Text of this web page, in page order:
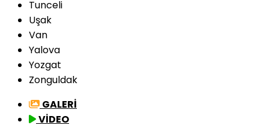
Tunceli
Uşak
Van
Yalova
Yozgat
Zonguldak
GALERİ
VİDEO